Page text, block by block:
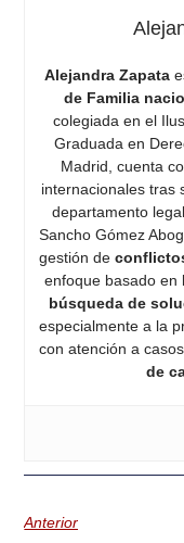
Alejandra Zapata
de Familia
colegiada en el
Graduada en
Madrid, cuenta
internacionales tras
departamento
Sancho Gómez
gestión de
enfoque basado en
búsqueda de
especialmente a la
con atención a
de
Anterior